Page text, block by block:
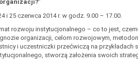
”
i 25 czerwca 2014 r. w godz. 9.00 – 17.00.
rozwoju instytucjonalnego – co to jest,
organizacji, celom rozwojowym,
i uczestniczki przećwiczą na przykładach
stworzą założenia swoich